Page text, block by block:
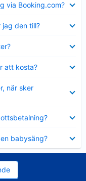
via Booking.com?
jag den till?
att kosta?
när sker
babysäng?